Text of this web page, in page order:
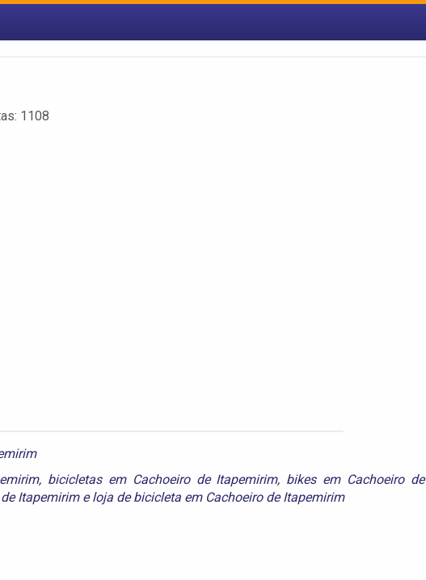
1108
, bicicletas em Cachoeiro de Itapemirim, bikes em Cachoeiro de
Itapemirimeloja de bicicleta em Cachoeiro de Itapemirim